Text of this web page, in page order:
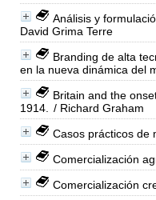
Análisis y
David Grima Terre
Branding de alta
en la nueva dinámica del
Britain and the
1914.
/ Richard Graham
Casos prácticos de
Comercialización
Comercialización